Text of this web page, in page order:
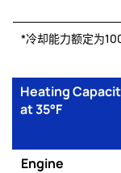
*冷却能力额定为
Heating
at 35°F
Engine